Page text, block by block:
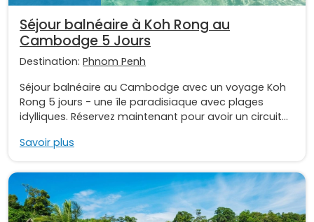
Séjour balnéaire à Koh Rong au
Cambodge 5 Jours
Destination: Phnom Penh
Séjour balnéaire au Cambodge avec un voyage Koh
Rong 5 jours - une île paradisiaque avec plages
idylliques. Réservez maintenant pour avoir un circuit...
Savoir plus